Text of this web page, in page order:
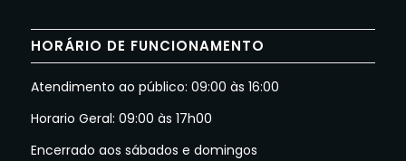
HORÁRIO DE FUNCIONAMENTO
Atendimento ao público: 09:00 às 16:00
Horario Geral: 09:00 às 17h00
Encerrado aos sábados e domingos